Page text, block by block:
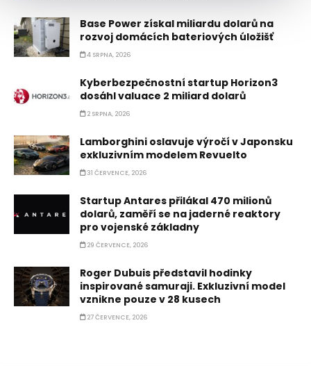
Base Power získal miliardu dolarů na
rozvoj domácích bateriových úložišť
4 SRPNA, 2026
Kyberbezpečnostní startup Horizon3
dosáhl valuace 2 miliard dolarů
2 SRPNA, 2026
Lamborghini oslavuje výročí v Japonsku
exkluzivním modelem Revuelto
31 ČERVENCE, 2026
Startup Antares přilákal 470 milionů
dolarů, zaměří se na jaderné reaktory
pro vojenské základny
29 ČERVENCE, 2026
Roger Dubuis představil hodinky
inspirované samuraji. Exkluzivní model
vznikne pouze v 28 kusech
27 ČERVENCE, 2026